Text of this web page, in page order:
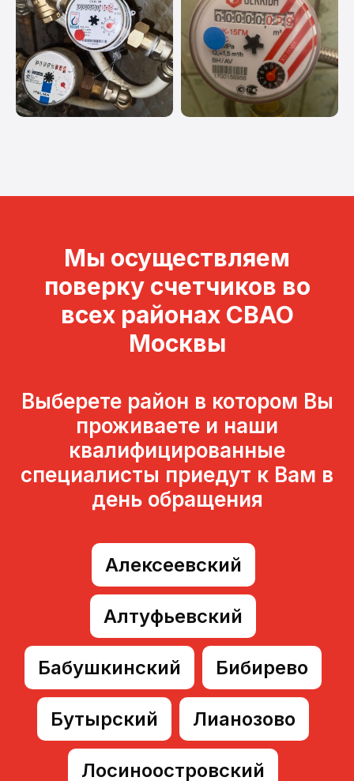
Мы осуществляем
поверку счетчиков во
всех районах СВАО
Москвы
Выберете район в котором Вы
проживаете и наши
квалифицированные
специалисты приедут к Вам в
день обращения
Алексеевский
Алтуфьевский
Бабушкинский Бибирево
Бутырский Лианозово
Лосиноостровский
ДомВодСчёт на карте Москвы — Яндекс Карты